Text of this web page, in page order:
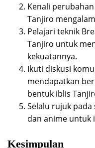
Kenali
Tanjiro
Pelajari teknik
Tanjiro untuk
kekuatannya.
Ikuti diskusi
mendapatkan
bentuk iblis
Selalu rujuk
dan anime untuk
Kesimpulan